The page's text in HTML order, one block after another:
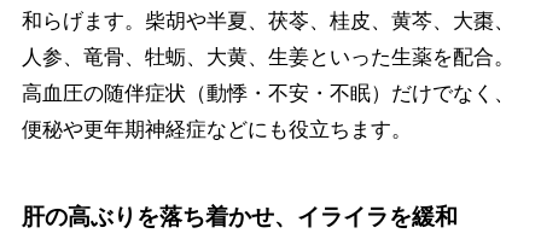
和らげます。柴胡や半夏、茯苓、桂皮、黄芩、大棗、
人参、竜骨、牡蛎、大黄、生姜といった生薬を配合。
高血圧の随伴症状（動悸・不安・不眠）だけでなく、
便秘や更年期神経症などにも役立ちます。
肝の高ぶりを落ち着かせ、イライラを緩和